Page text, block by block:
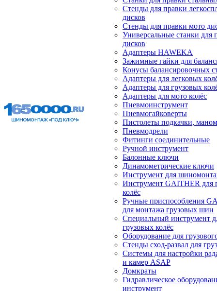
Стенды для правки
дисков
Стенды для правки мото
Универсальные станки для
дисков
Адаптеры HAWEKA
Зажимные гайки для
Конусы балансировочных
Адаптеры для легковых
Адаптеры для грузовых
Адаптеры для мото колёс
Пневмоинструмент
Пневмогайковерты
Пистолеты подкачки,
Пневмодрели
Фитинги соединительные
Ручной инструмент
Балонные ключи
Динамометрические ключи
Инструмент для
Инструмент GAITHER для
колёс
Ручные приспособления
для монтажа грузовых шин
Специальный инструмент
грузовых колёс
Оборудование для
Стенды сход-развал для
Системы для настройки
и камер ASAP
Домкраты
Гидравлическое
инструмент